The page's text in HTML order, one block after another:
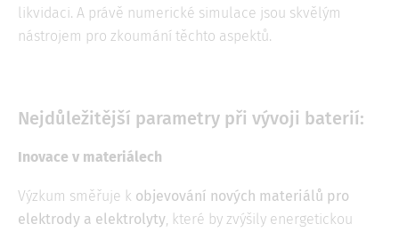
likvidaci. A právě numerické simulace jsou skvělým
nástrojem pro zkoumání těchto aspektů.
Nejdůležitější parametry při vývoji baterií:
Inovace v materiálech
Výzkum směřuje k objevování nových materiálů pro
elektrody a elektrolyty , které by zvýšily energetickou